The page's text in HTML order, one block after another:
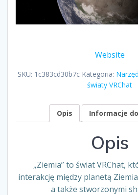
Website
SKU: 1c383cd30b7c Kategoria:
światy VRChat
Opis Informacje
Opis
„Ziemia” to świat VRChat,
interakcję między planetą Ziemia
a także stworzonymi